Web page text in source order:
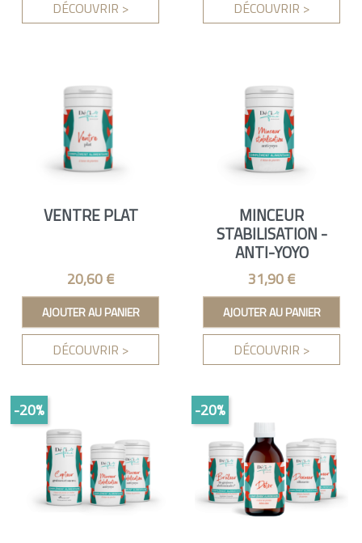
DÉCOUVRIR > DÉCOUVRIR >
VENTRE PLAT
Prix
20,60 €
AJOUTER AU PANIER
DÉCOUVRIR >
MINCEUR
STABILISATION -
ANTI-YOYO
Prix
31,90 €
AJOUTER AU PANIER
DÉCOUVRIR >
-20% -20%